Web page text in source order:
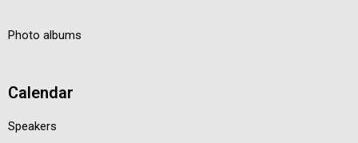
Photo albums
Calendar
Speakers